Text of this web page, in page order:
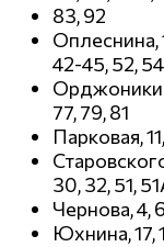
83, 92
Оплеснина,
42-45, 52,
77, 79, 81
Парковая,
30, 32, 51,
Чернова, 4,
Юхнина, 17,